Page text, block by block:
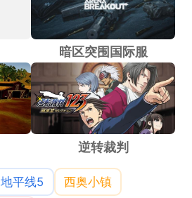
暗区突围国际服
逆转裁判
地平线5
西奥小镇